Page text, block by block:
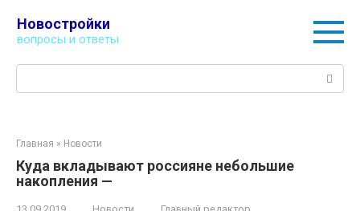
контенту
Новостройки
вопросы и ответы
Главная » Новости
Куда вкладывают россияне небольшие
накопления —